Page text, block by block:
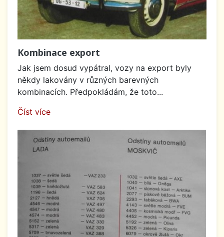
Kombinace export
Jak jsem dosud vypátral, vozy na export byly
někdy lakovány v různých barevných
kombinacích. Předpokládám, že toto...
Číst více